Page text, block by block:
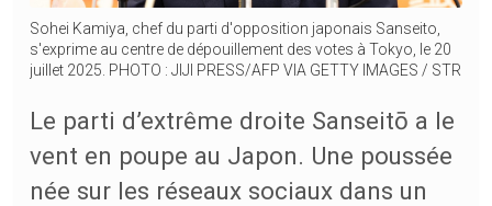
Sohei Kamiya, chef du parti d'opposition japonais Sanseito,
s'exprime au centre de dépouillement des votes à Tokyo, le 20
juillet 2025. PHOTO : JIJI PRESS/AFP VIA GETTY IMAGES / STR
Le parti d’extrême droite Sanseitō a le
vent en poupe au Japon. Une poussée
née sur les réseaux sociaux dans un